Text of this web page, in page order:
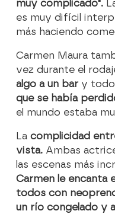
muy complicado".
es muy difícil
más haciendo
Carmen Maura
vez durante el
algo a un bar y todo
que se había
el mundo estaba
Lacomplicidad
vista. Ambas
las escenas más
Carmen le encanta
todos con
un río congelado y